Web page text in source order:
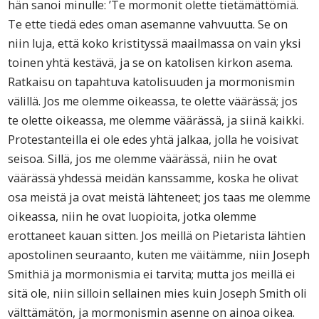
hän sanoi minulle: ’Te mormonit olette tietämättömiä.
Te ette tiedä edes oman asemanne vahvuutta. Se on
niin luja, että koko kristityssä maailmassa on vain yksi
toinen yhtä kestävä, ja se on katolisen kirkon asema.
Ratkaisu on tapahtuva katolisuuden ja mormonismin
välillä. Jos me olemme oikeassa, te olette väärässä; jos
te olette oikeassa, me olemme väärässä, ja siinä kaikki.
Protestanteilla ei ole edes yhtä jalkaa, jolla he voisivat
seisoa. Sillä, jos me olemme väärässä, niin he ovat
väärässä yhdessä meidän kanssamme, koska he olivat
osa meistä ja ovat meistä lähteneet; jos taas me olemme
oikeassa, niin he ovat luopioita, jotka olemme
erottaneet kauan sitten. Jos meillä on Pietarista lähtien
apostolinen seuraanto, kuten me väitämme, niin Joseph
Smithiä ja mormonismia ei tarvita; mutta jos meillä ei
sitä ole, niin silloin sellainen mies kuin Joseph Smith oli
välttämätön, ja mormonismin asenne on ainoa oikea.